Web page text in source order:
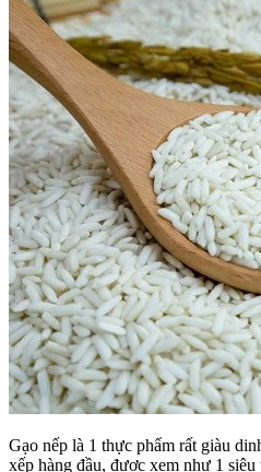
Gạo nếp là 1 thực phẩm rất giàu
xếp hàng đầu, được xem như 1